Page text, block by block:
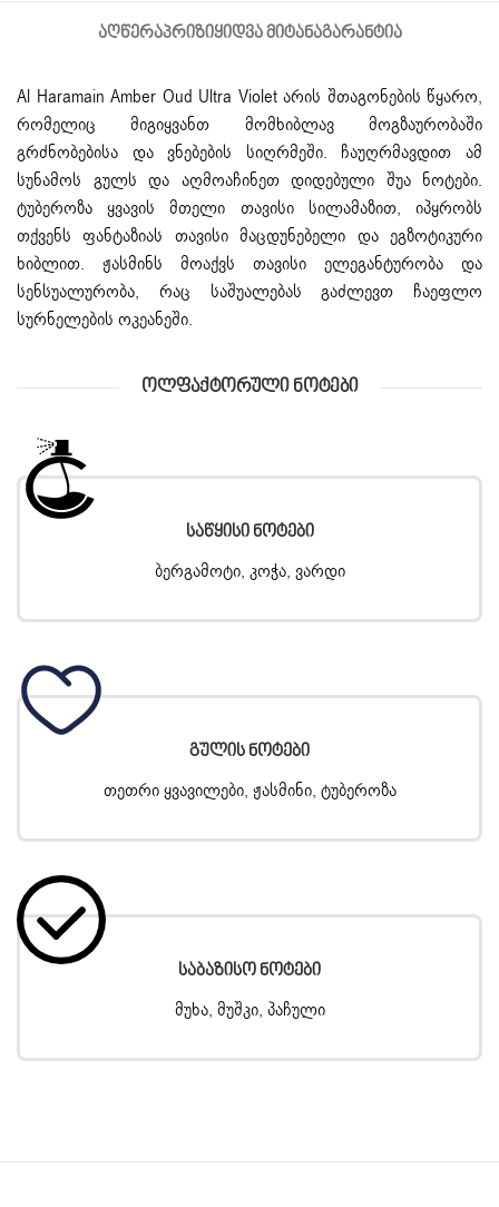
ᲐᲦᲬᲔᲠᲐᲞᲠᲘᲖᲘᲧᲘᲓᲕᲐ ᲛᲘᲢᲐᲜᲐᲒᲐᲠᲐᲜᲢᲘᲐ
Al Haramain Amber Oud Ultra Violet არის შთაგონების წყარო,
რომელიც მიგიყვანთ მომხიბლავ მოგზაურობაში
გრძნობებისა და ვნებების სიღრმეში. ჩაუღრმავდით ამ
სუნამოს გულს და აღმოაჩინეთ დიდებული შუა ნოტები.
ტუბეროზა ყვავის მთელი თავისი სილამაზით, იპყრობს
თქვენს ფანტაზიას თავისი მაცდუნებელი და ეგზოტიკური
ხიბლით. ჟასმინს მოაქვს თავისი ელეგანტურობა და
სენსუალურობა, რაც საშუალებას გაძლევთ ჩაეფლო
სურნელების ოკეანეში.
Ოლფაქტორული Ნოტები
Საწყისი Ნოტები
ბერგამოტი, კოჭა, ვარდი
Გულის Ნოტები
თეთრი ყვავილები, ჟასმინი, ტუბეროზა
Საბაზისო Ნოტები
მუხა, მუშკი, პაჩული